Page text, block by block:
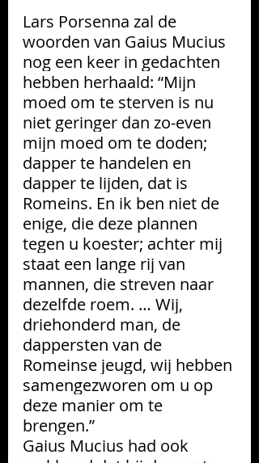
Lars Porsenna zal de
woorden van Gaius Mucius
nog een keer in gedachten
hebben herhaald: “Mijn
moed om te sterven is nu
niet geringer dan zo-even
mijn moed om te doden;
dapper te handelen en
dapper te lijden, dat is
Romeins. En ik ben niet de
enige, die deze plannen
tegen u koester; achter mij
staat een lange rij van
mannen, die streven naar
dezelfde roem. … Wij,
driehonderd man, de
dappersten van de
Romeinse jeugd, wij hebben
samengezworen om u op
deze manier om te
brengen.”
Gaius Mucius had ook